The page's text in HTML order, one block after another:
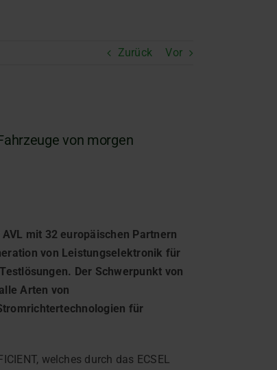
Zurück Vor
von morgen
mit 32 europäischen Partnern
von Leistungselektronik für
Der Schwerpunkt von
Arten von
für
welches durch das ECSEL